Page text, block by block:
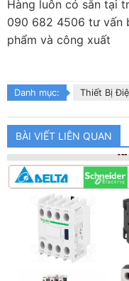
Hàng luôn có sẵn tại
090 682 4506 tư vấn
phẩm và công xuất
Danh mục: Thiết Bị
BÀI VIẾT LIÊN QUAN